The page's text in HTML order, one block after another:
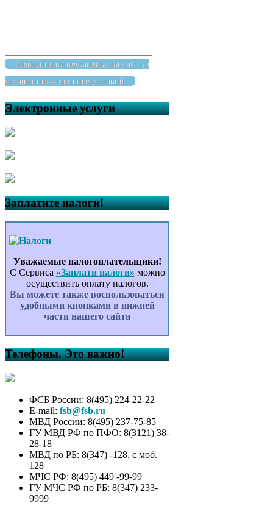
Заявления на постановку на учет по
улучшению жилищных условий
Электронные услуги
Заплатите налоги!
Уважаемые налогоплательщики!
С Сервиса «Заплати налоги» можно
осуществить оплату налогов.
Вы можете также воспользоваться
удобными кнопками в нижней
части нашего сайта
Телефоны. Это важно!
ФСБ России: 8(495) 224-22-22
E-mail: fsb@fsb.ru
МВД России: 8(495) 237-75-85
ГУ МВД РФ по ПФО: 8(3121) 38-
28-18
МВД по РБ: 8(347) -128, с моб. —
128
МЧС РФ: 8(495) 449 -99-99
ГУ МЧС РФ по РБ: 8(347) 233-
9999